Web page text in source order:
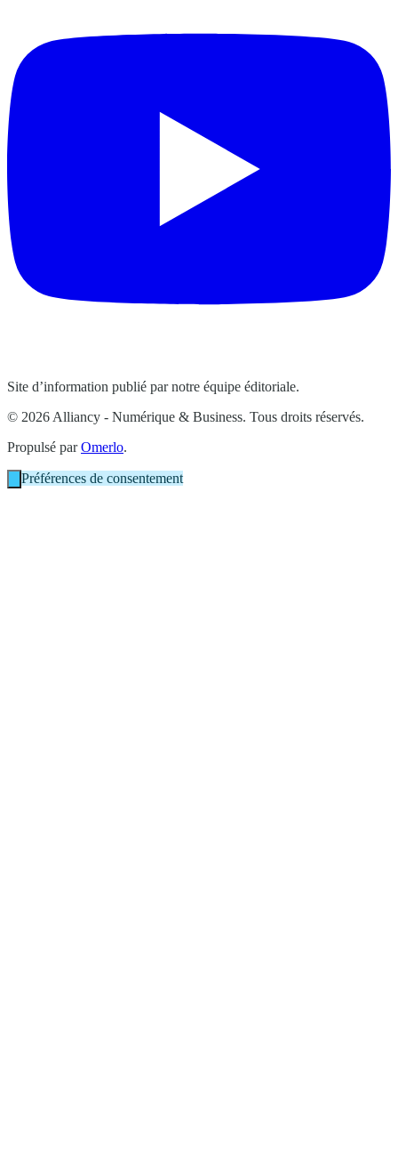
Site d’information publié par notre équipe éditoriale.
© 2026 Alliancy - Numérique & Business. Tous droits réservés.
Propulsé parOmerlo.
Préférences de consentement